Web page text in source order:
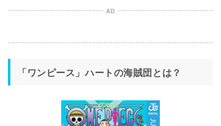
AD
「ワンピース」ハートの海賊団とは？